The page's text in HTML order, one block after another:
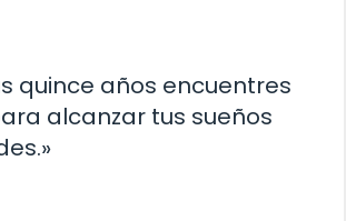
quince años encuentres
alcanzar tus sueños